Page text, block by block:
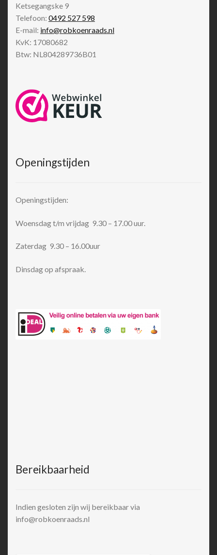
Ketsegangske 9
Telefoon: 0492 527 598
E-mail: info@robkoenraads.nl
KvK: 17080682
Btw: NL804289736B01
Openingstijden
Openingstijden:
Woensdag t/m vrijdag 9.30 – 17.00 uur.
Zaterdag 9.30 – 16.00uur
Dinsdag op afspraak.
Bereikbaarheid
Indien gesloten zijn wij bereikbaar via
info@robkoenraads.nl